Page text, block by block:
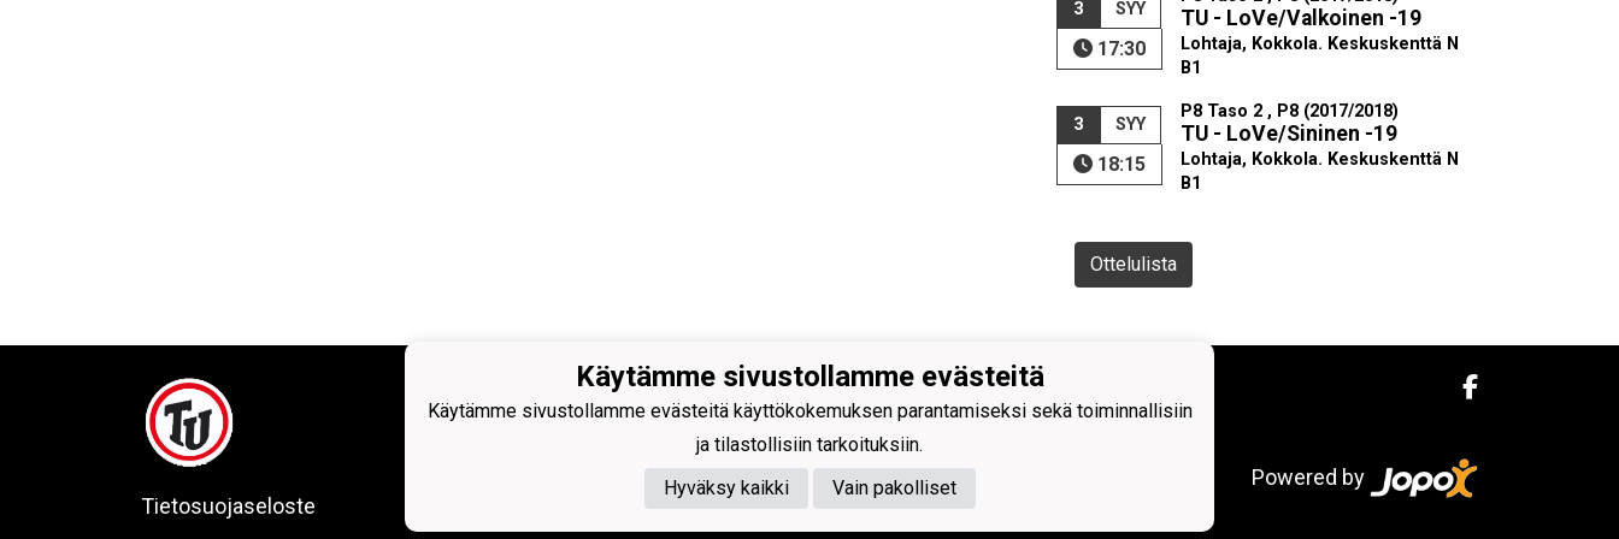
3 SYY
17:30
TU - LoVe/Valkoinen -19
Lohtaja, Kokkola. Keskuskenttä N
B1
3 SYY
18:15
P8 Taso 2 , P8 (2017/2018)
TU - LoVe/Sininen -19
Lohtaja, Kokkola. Keskuskenttä N
B1
Ottelulista
Tietosuojaseloste
Toholammin Urheilijat ry
Powered by
Käytämme sivustollamme evästeitä
Käytämme sivustollamme evästeitä käyttökokemuksen parantamiseksi sekä toiminnallisiin
ja tilastollisiin tarkoituksiin.
Hyväksy kaikki
Vain pakolliset